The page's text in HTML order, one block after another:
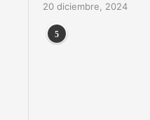
20 diciembre, 2024
5